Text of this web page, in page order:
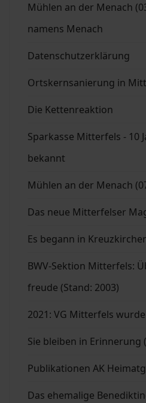
Mühlen an der Menach
namens Menach
Datenschutzerklärung
Ortskernsanierung in
Die Kettenreaktion
Sparkasse Mitterfels - 10
bekannt
Mühlen an der Menach
Das neue Mitterfelser
Es begann in
BWV-Sektion Mitterfels:
freude (Stand: 2003)
2021: VG Mitterfels
Sie bleiben in Erinnerung
Publikationen AK
Das ehemalige